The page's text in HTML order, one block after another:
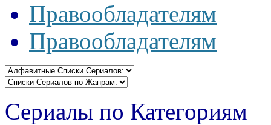
Правообладателям
Правообладателям
Сериалы по Категориям